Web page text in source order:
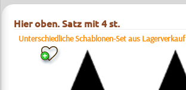
Hier oben. Satz mit 4 st.
Unterschiedliche Schablonen-Set aus Lagerverkauf